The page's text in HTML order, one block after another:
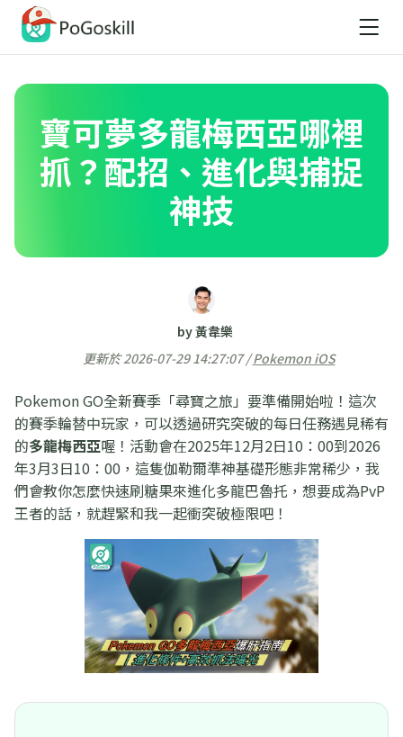
寶可夢多龍梅西亞哪裡
抓？配招、進化與捕捉
神技
by 黃韋樂
更新於 2026-07-29 14:27:07 /Pokemon iOS
Pokemon GO全新賽季「尋寶之旅」要準備開始啦！這次
的賽季輪替中玩家，可以透過研究突破的每日任務遇見稀有
的多龍梅西亞喔！活動會在2025年12月2日10：00到2026
年3月3日10：00，這隻伽勒爾準神基礎形態非常稀少，我
們會教你怎麼快速刷糖果來進化多龍巴魯托，想要成為PvP
王者的話，就趕緊和我一起衝突破極限吧！